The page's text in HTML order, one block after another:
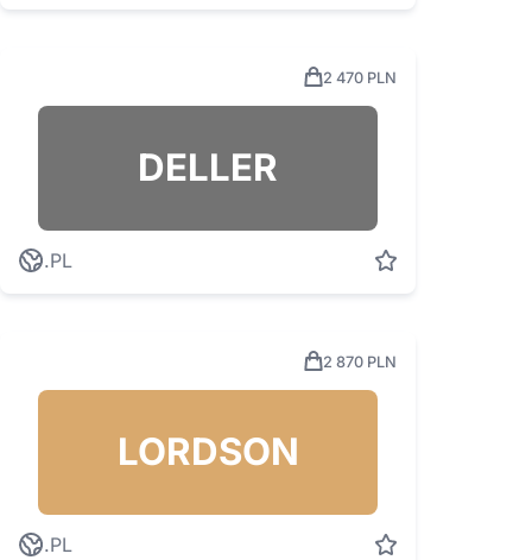
2 470 PLN
DELLER
.PL
2 870 PLN
LORDSON
.PL